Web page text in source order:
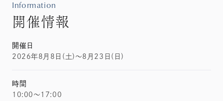
Information
開催情報
開催日
2026年8月8日(土)～8月23日(日)
時間
10:00～17:00